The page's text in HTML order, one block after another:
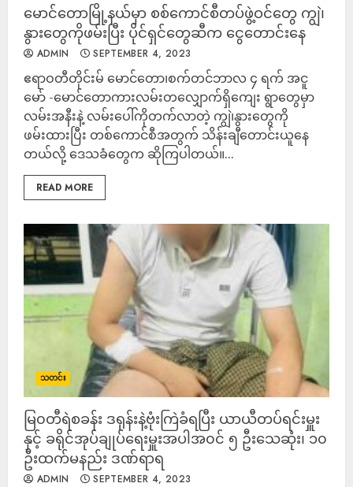
မောင်တောမြို့နယ်မှာ စစ်ကောင်စီတပ်ဖွဲ့ဝင်တွေ ကျွဲ၊
နွားတွေကိုဖမ်းပြီး ပိုင်ရှင်တွေဆီက ငွေတောင်းနေ
ADMIN SEPTEMBER 4, 2023
ဧရာဝတီတိုင်းမ် မောင်တော၊စက်တင်ဘာလ ၄ ရက် အငူ
မော် -မောင်တောကားလမ်းတလျှောက်ရှိကျေး ရွာတွေမှာ
လမ်းအနီးနဲ့ လမ်းပေါ်ကိုတက်လာတဲ့ ကျွဲ၊နွားတွေကို
ဖမ်းထားပြီး တစ်ကောင်စီအတွက် သိန်းချီတောင်းယူနေ
တယ်လို့ ဒေသခံတွေက ဆိုကြပါတယ်။...
READ MORE
သတင်း
မြ၀တီရဲစခန်း ဒရုန်းနဲ့ဗုံးကြဲခံရပြီး ယာယီတပ်ရင်းမှူး
နှင့် ခရိုင်အုပ်ချုပ်ရေးမှူးအပါအ၀င် ၅ ဦးသေဆုံး၊ ၁၀
ဦးထက်မနည်း ဒဏ်ရာရ
ADMIN SEPTEMBER 4, 2023